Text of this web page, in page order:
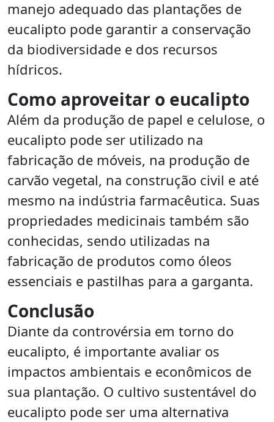
manejo adequado das plantações de
eucalipto pode garantir a conservação
da biodiversidade e dos recursos
hídricos.
Como aproveitar o eucalipto
Além da produção de papel e celulose, o
eucalipto pode ser utilizado na
fabricação de móveis, na produção de
carvão vegetal, na construção civil e até
mesmo na indústria farmacêutica. Suas
propriedades medicinais também são
conhecidas, sendo utilizadas na
fabricação de produtos como óleos
essenciais e pastilhas para a garganta.
Conclusão
Diante da controvérsia em torno do
eucalipto, é importante avaliar os
impactos ambientais e econômicos de
sua plantação. O cultivo sustentável do
eucalipto pode ser uma alternativa